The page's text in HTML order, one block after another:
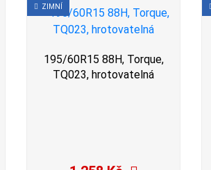
ZIMNÍ
195/60R15 88H, Torque,
TQ023, hrotovatelná